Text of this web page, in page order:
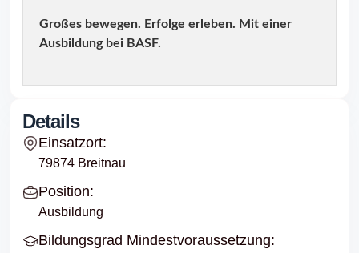
Großes bewegen. Erfolge erleben. Mit einer
Ausbildung bei BASF.
Details
Einsatzort:
79874 Breitnau
Position:
Ausbildung
Bildungsgrad Mindestvoraussetzung: